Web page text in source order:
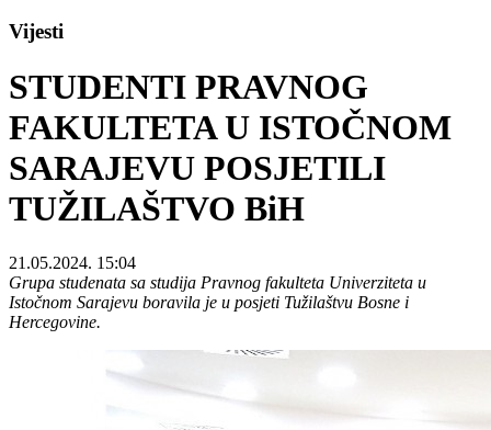
Vijesti
STUDENTI PRAVNOG
FAKULTETA U ISTOČNOM
SARAJEVU POSJETILI
TUŽILAŠTVO BiH
21.05.2024. 15:04
Grupa studenata sa studija Pravnog fakulteta Univerziteta u
Istočnom Sarajevu boravila je u posjeti Tužilaštvu Bosne i
Hercegovine.